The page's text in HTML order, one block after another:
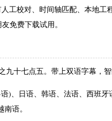
工校对、时间轴匹配、本地工
免费下载试用。
十七点五。带上双语字幕，
)、日语、韩语、法语、西班
语。